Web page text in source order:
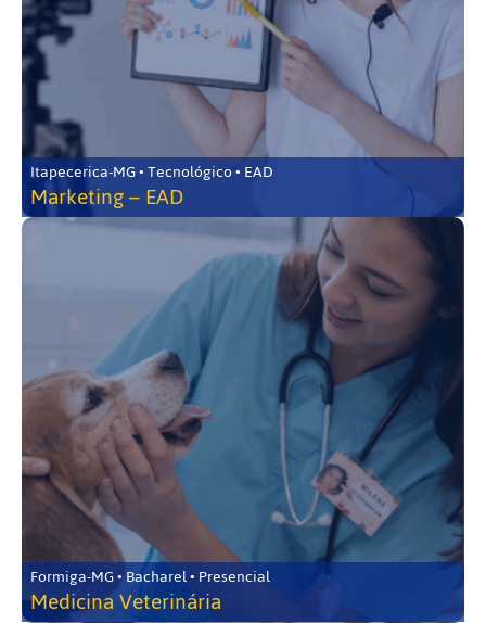
Itapecerica-MG • Tecnológico • EAD
Marketing – EAD
Formiga-MG • Bacharel • Presencial
Medicina Veterinária